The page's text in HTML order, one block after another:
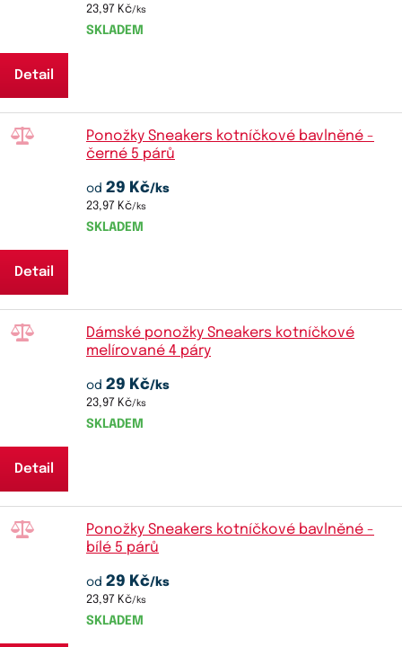
23,97 Kč/ks
SKLADEM
Detail
Ponožky Sneakers kotníčkové bavlněné -
černé 5 párů
od 29 Kč/ks
23,97 Kč/ks
SKLADEM
Detail
Dámské ponožky Sneakers kotníčkové
melírované 4 páry
od 29 Kč/ks
23,97 Kč/ks
SKLADEM
Detail
Ponožky Sneakers kotníčkové bavlněné -
bílé 5 párů
od 29 Kč/ks
23,97 Kč/ks
SKLADEM